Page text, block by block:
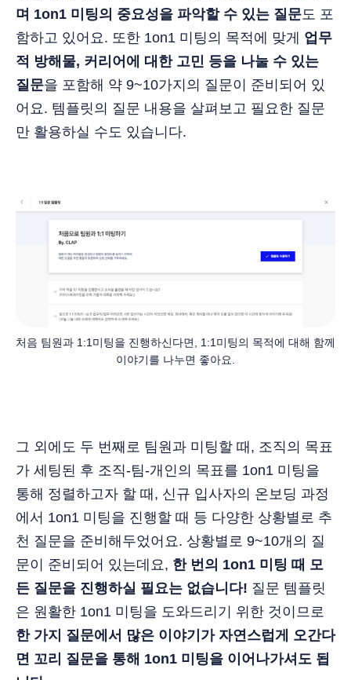
며 1on1 미팅의 중요성을 파악할 수 있는 질문도 포
함하고 있어요. 또한 1on1 미팅의 목적에 맞게 업무
적 방해물, 커리어에 대한 고민 등을 나눌 수 있는
질문을 포함해 약 9~10가지의 질문이 준비되어 있
어요. 템플릿의 질문 내용을 살펴보고 필요한 질문
만 활용하실 수도 있습니다.
처음 팀원과 1:1미팅을 진행하신다면, 1:1미팅의 목적에 대해 함께
이야기를 나누면 좋아요.
그 외에도 두 번째로 팀원과 미팅할 때, 조직의 목표
가 세팅된 후 조직-팀-개인의 목표를 1on1 미팅을
통해 정렬하고자 할 때, 신규 입사자의 온보딩 과정
에서 1on1 미팅을 진행할 때 등 다양한 상황별로 추
천 질문을 준비해두었어요. 상황별로 9~10개의 질
문이 준비되어 있는데요, 한 번의 1on1 미팅 때 모
든 질문을 진행하실 필요는 없습니다! 질문 템플릿
은 원활한 1on1 미팅을 도와드리기 위한 것이므로
한 가지 질문에서 많은 이야기가 자연스럽게 오간다
면 꼬리 질문을 통해 1on1 미팅을 이어나가셔도 됩